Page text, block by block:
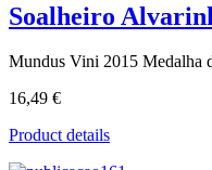
Soalheiro
Mundus Vini 2015 Medalha
16,49 €
Product details